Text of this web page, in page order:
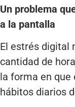
Un problema
a la pantalla
El estrés digital
cantidad de
la forma en
hábitos diarios